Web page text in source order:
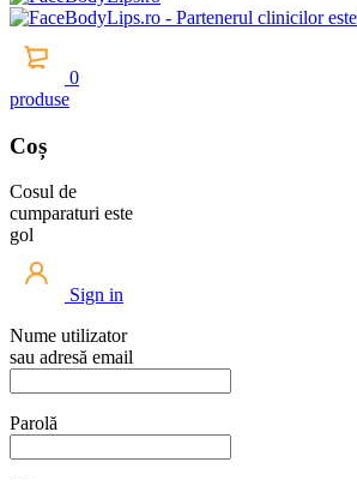
0
produse
Coș
Cosul de
cumparaturi este
gol
Sign in
Nume utilizator
sau adresă email
Parolă